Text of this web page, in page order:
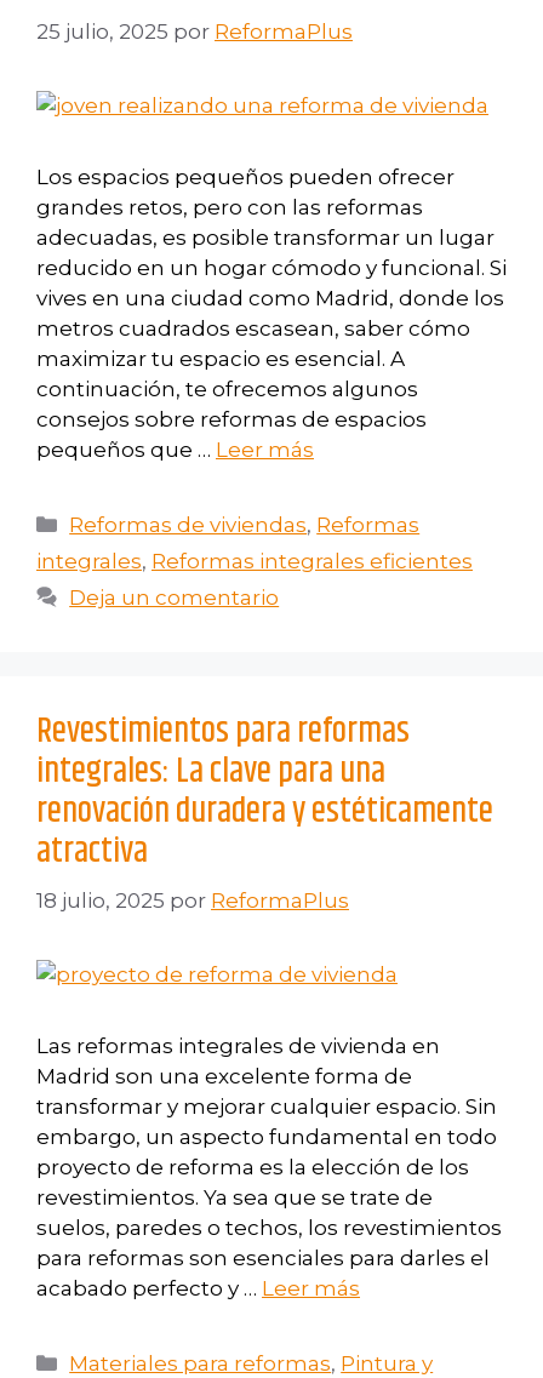
25 julio, 2025 por ReformaPlus
Los espacios pequeños pueden ofrecer
grandes retos, pero con las reformas
adecuadas, es posible transformar un lugar
reducido en un hogar cómodo y funcional. Si
vives en una ciudad como Madrid, donde los
metros cuadrados escasean, saber cómo
maximizar tu espacio es esencial. A
continuación, te ofrecemos algunos
consejos sobre reformas de espacios
pequeños que … Leer más
Reformas de viviendas, Reformas
integrales, Reformas integrales eficientes
Deja un comentario
Revestimientos para reformas
integrales: La clave para una
renovación duradera y estéticamente
atractiva
18 julio, 2025 por ReformaPlus
Las reformas integrales de vivienda en
Madrid son una excelente forma de
transformar y mejorar cualquier espacio. Sin
embargo, un aspecto fundamental en todo
proyecto de reforma es la elección de los
revestimientos. Ya sea que se trate de
suelos, paredes o techos, los revestimientos
para reformas son esenciales para darles el
acabado perfecto y … Leer más
Materiales para reformas, Pintura y